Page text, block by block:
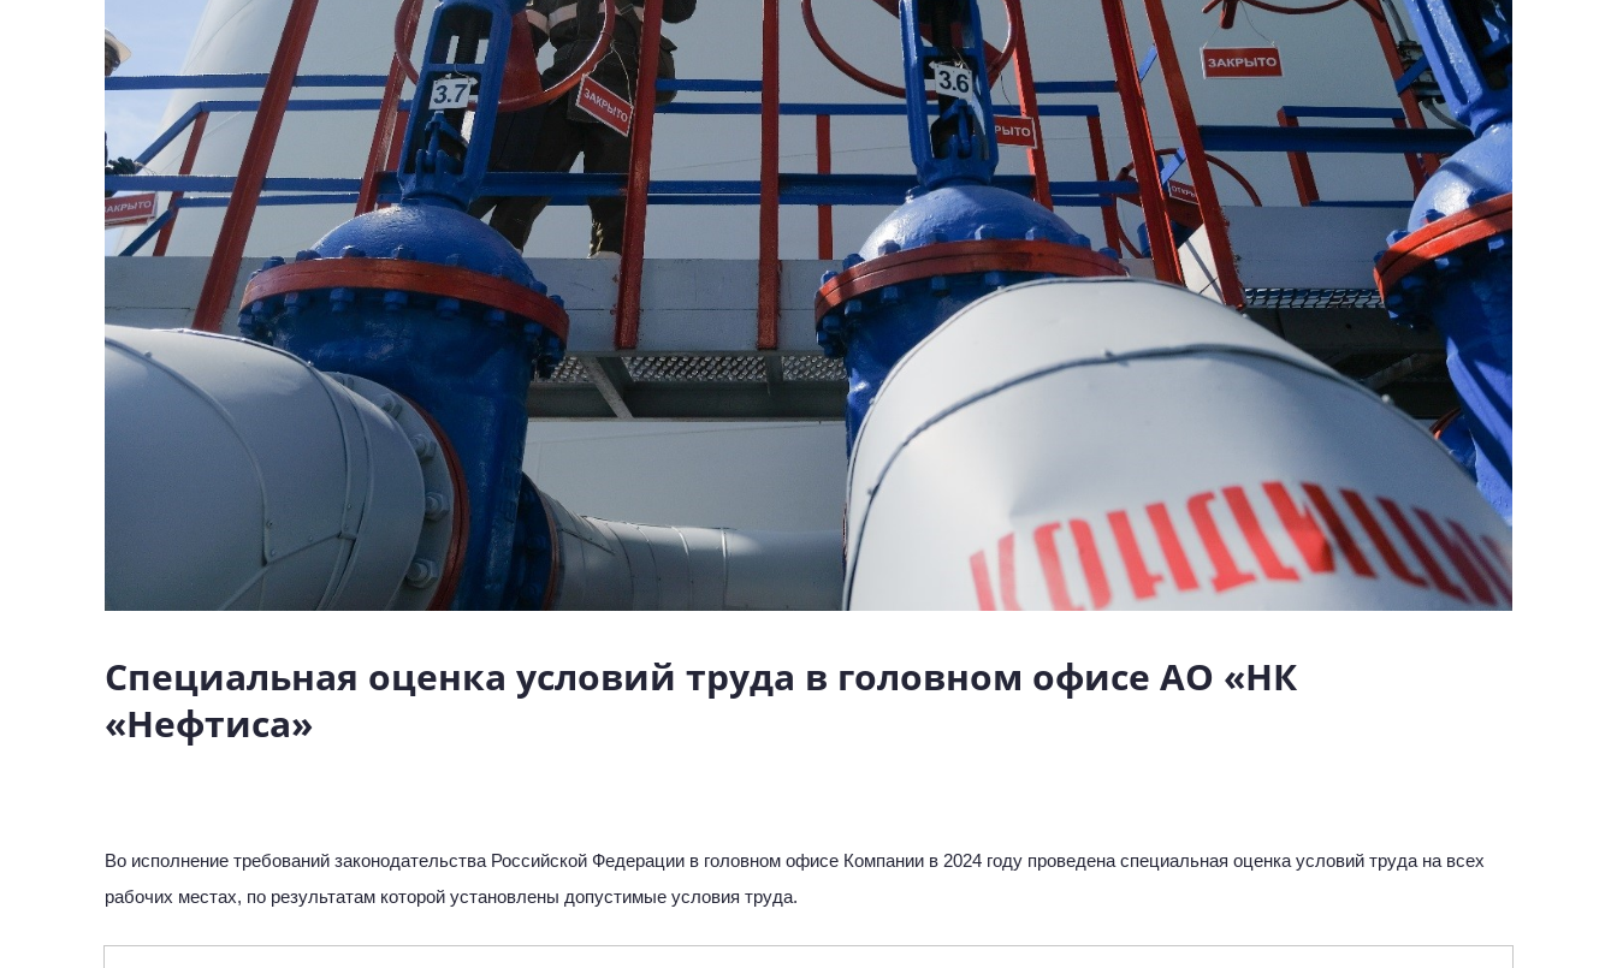
Специальная оценка условий труда в головном офисе АО «НК
«Нефтиса»
Во исполнение требований законодательства Российской Федерации в головном офисе Компании в 2024 году проведена специальная оценка условий труда на всех
рабочих местах, по результатам которой установлены допустимые условия труда.